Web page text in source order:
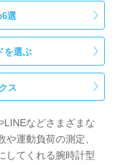
選
を選ぶ
ス
LINEなどさまざまな
運動負荷の測定、
してくれる腕時計型